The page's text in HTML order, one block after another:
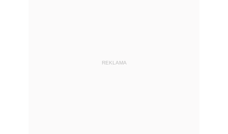
REKLAMA